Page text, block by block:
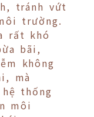
tránh vứt
trường.
rất khó
bãi,
không
mà
thống
môi